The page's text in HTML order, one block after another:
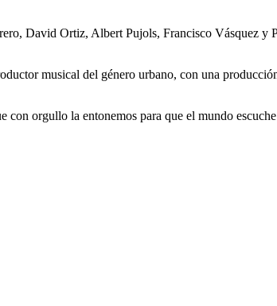
David Ortiz, Albert Pujols, Francisco Vásquez y
musical del género urbano, con una
orgullo la entonemos para que el mundo